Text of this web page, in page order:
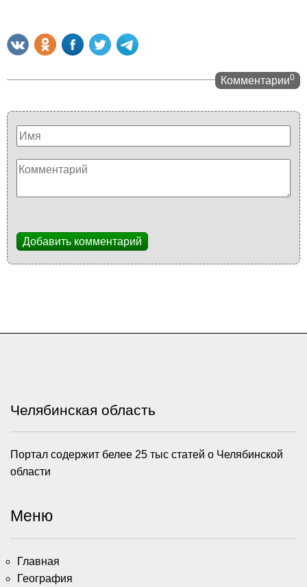
Комментарии0
Добавить комментарий
Челябинская область
Портал содержит белее 25 тыс статей о Челябинской
области
Меню
Главная
География